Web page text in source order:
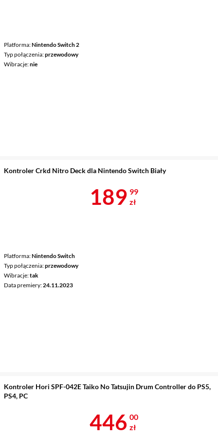
Platforma Nintendo Switch 2
Typ połączenia przewodowy
Wibracje nie
Kontroler Crkd Nitro Deck dla Nintendo Switch Biały
Platforma Nintendo Switch
Typ połączenia przewodowy
Wibracje tak
Data premiery 24.11.2023
Cena 189,99
189 99
zł
Kontroler Hori SPF-042E Taiko No Tatsujin Drum Controller do PS5,
PS4, PC
Cena 446 zł
446 00
zł